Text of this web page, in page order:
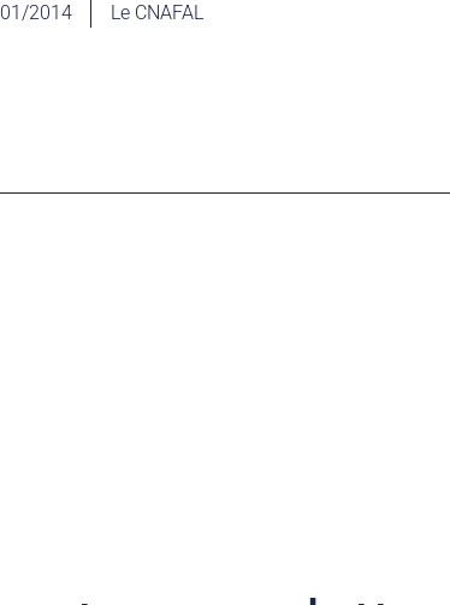
2014 Le CNAFAL